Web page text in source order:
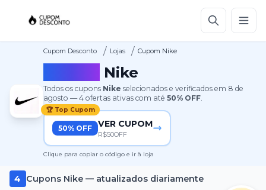
Cupom Desconto / Lojas / Cupom Nike
Nike
Todos os cupons Nike selecionados e verificados em 8 de
agosto —4 ofertas ativas com até50% OFF.
🏆 Top Cupom
50% OFF VER CUPOM
R$50OFF
Clique para copiar o código e ir à loja
4 Cupons Nike— atualizados diariamente